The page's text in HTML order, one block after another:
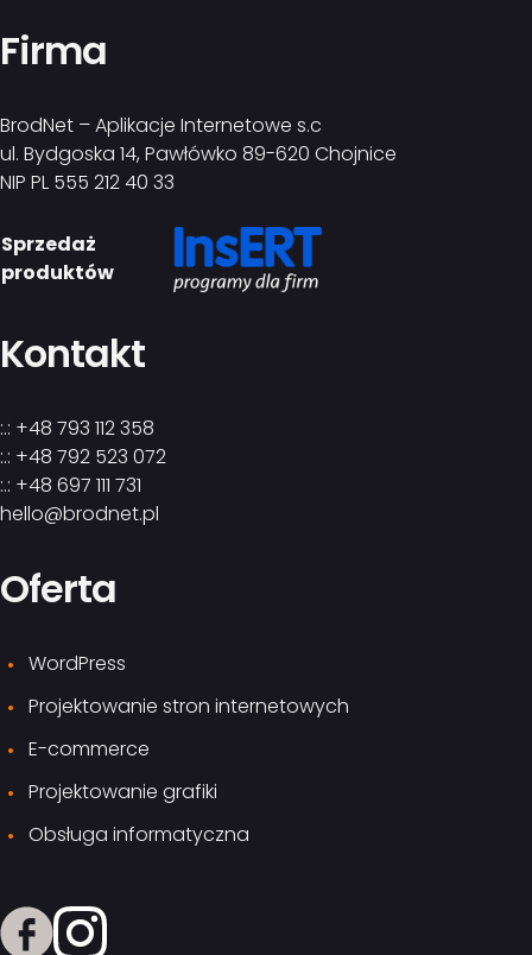
Firma
BrodNet – Aplikacje Internetowe s.c
ul. Bydgoska 14, Pawłówko 89-620 Chojnice
NIP PL 555 212 40 33
Sprzedaż
produktów
Kontakt
:.: +48 793 112 358
:.: +48 792 523 072
:.: +48 697 111 731
hello@brodnet.pl
Oferta
WordPress
Projektowanie stron internetowych
E-commerce
Projektowanie grafiki
Obsługa informatyczna